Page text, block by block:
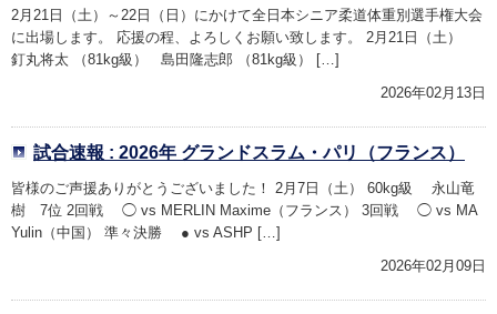
2月21日（土）～22日（日）にかけて全日本シニア柔道体重別選手権大会
に出場します。 応援の程、よろしくお願い致します。 2月21日（土）
釘丸将太 （81kg級） 島田隆志郎 （81kg級） […]
2026年02月13日
試合速報 : 2026年 グランドスラム・パリ（フランス）
皆様のご声援ありがとうございました！ 2月7日（土） 60kg級 永山竜
樹 7位 2回戦 ◯ vs MERLIN Maxime（フランス） 3回戦 ◯ vs MA
Yulin（中国） 準々決勝 ● vs ASHP […]
2026年02月09日